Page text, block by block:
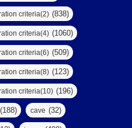
(2)
criteria(2) (838)
criteria(4) (1060)
criteria(6) (509)
criteria(8) (123)
criteria(10) (196)
(188) cave (32)